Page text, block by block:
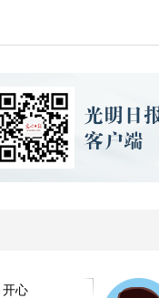
开心